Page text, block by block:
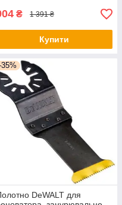
₴ 1 391 ₴
Купити
DeWALT для